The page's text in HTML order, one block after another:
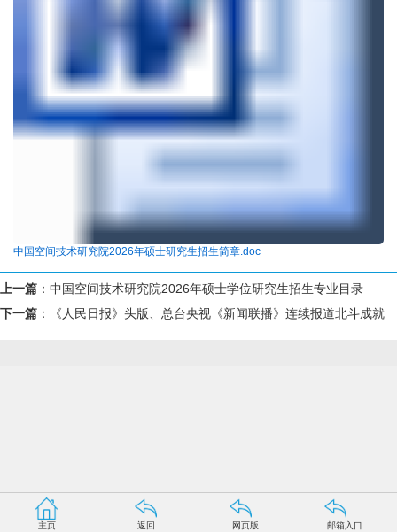
中国空间技术研究院2026年硕士研究生招生简章.doc
上一篇 ： 中国空间技术研究院2026年硕士学位研究生招生专业目录
下一篇 ： 《人民日报》头版、总台央视《新闻联播》连续报道北斗成就
主页 返回 网页版 邮箱入口